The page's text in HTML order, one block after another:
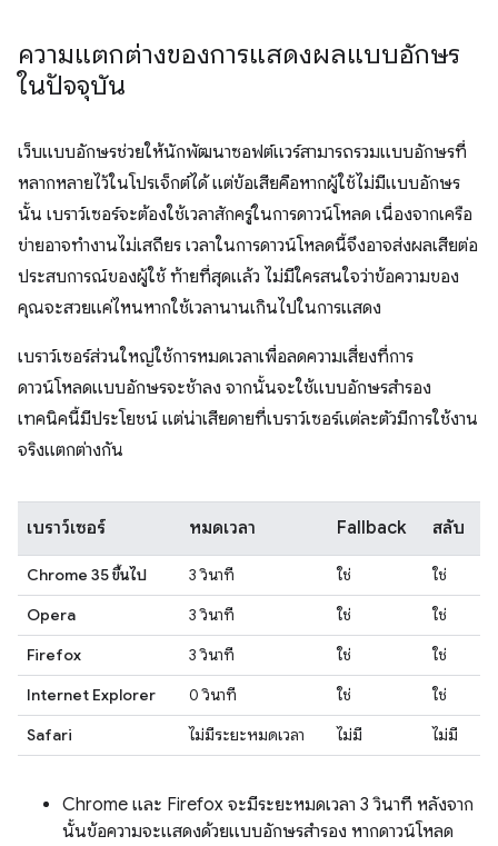
ความแตกต่างของการแสดงผลแบบอักษร
ในปัจจุบัน
เว็บแบบอักษรช่วยให้นักพัฒนาซอฟต์แวร์สามารถรวมแบบอักษรที่
หลากหลายไว้ในโปรเจ็กต์ได้ แต่ข้อเสียคือหากผู้ใช้ไม่มีแบบอักษร
นั้น เบราว์เซอร์จะต้องใช้เวลาสักครู่ในการดาวน์โหลด เนื่องจากเครือ
ข่ายอาจทำงานไม่เสถียร เวลาในการดาวน์โหลดนี้จึงอาจส่งผลเสียต่อ
ประสบการณ์ของผู้ใช้ ท้ายที่สุดแล้ว ไม่มีใครสนใจว่าข้อความของ
คุณจะสวยแค่ไหนหากใช้เวลานานเกินไปในการแสดง
เบราว์เซอร์ส่วนใหญ่ใช้การหมดเวลาเพื่อลดความเสี่ยงที่การ
ดาวน์โหลดแบบอักษรจะช้าลง จากนั้นจะใช้แบบอักษรสำรอง
เทคนิคนี้มีประโยชน์ แต่น่าเสียดายที่เบราว์เซอร์แต่ละตัวมีการใช้งาน
จริงแตกต่างกัน
เบราว์เซอร์ หมดเวลา Fallback สลับ
Chrome 35 ขึ้นไป 3 วินาที ใช่
ใช่
Opera
3 วินาที ใช่
ใช่
Firefox
3 วินาที ใช่
ใช่
Internet Explorer
0 วินาที ใช่
ใช่
Safari
ไม่มีระยะหมดเวลา ไม่มี ไม่มี
Chrome และ Firefox จะมีระยะหมดเวลา 3 วินาที หลังจาก
นั้นข้อความจะแสดงด้วยแบบอักษรสำรอง หากดาวน์โหลด